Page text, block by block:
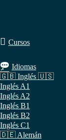
Cursos
Idiomas
🇬🇧 Inglés 🇺🇸
Inglés A1
Inglés A2
Inglés B1
Inglés B2
Inglés C1
🇩🇪 Alemán